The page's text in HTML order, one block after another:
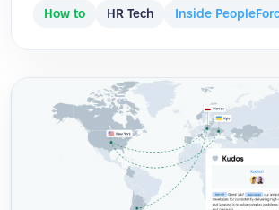
How to HR Tech Inside